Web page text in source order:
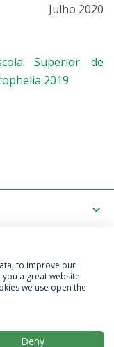
Julho 2020
Superior de
2019
Condições
to improve our
a great website
we use open the
Deny